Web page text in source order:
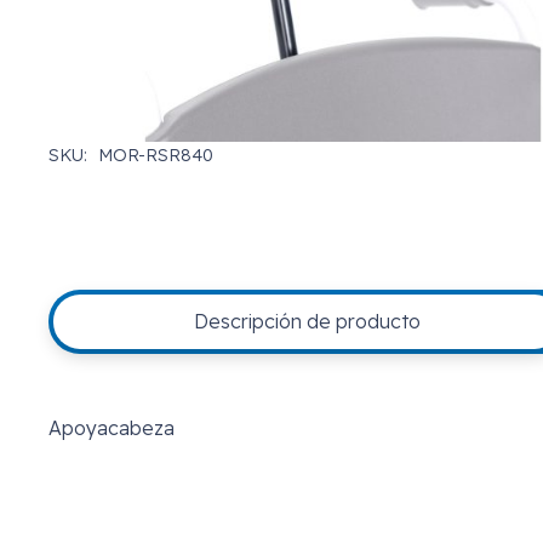
SKU: MOR-RSR840
Descripción de producto
Apoyacabeza